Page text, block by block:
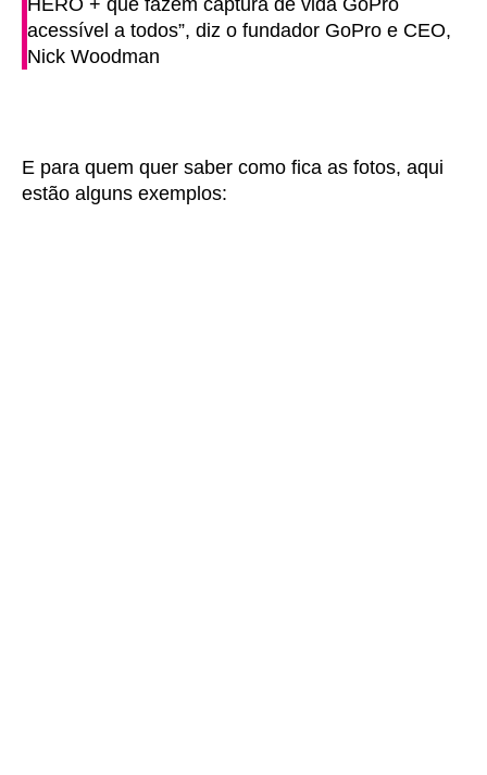
HERO + que fazem captura de vida GoPro
acessível a todos”, diz o fundador GoPro e CEO,
Nick Woodman
E para quem quer saber como fica as fotos, aqui
estão alguns exemplos: